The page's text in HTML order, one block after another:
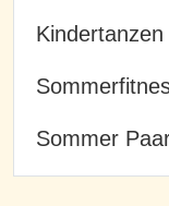
Kindertanzen
Sommer